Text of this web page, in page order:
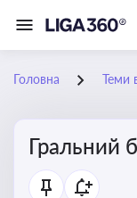
Головна Теми
Гральний